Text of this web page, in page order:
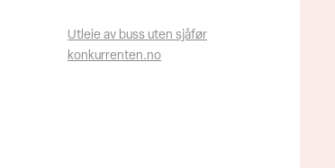
Utleie av buss uten sjåfør
konkurrenten.no